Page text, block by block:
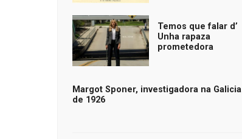
Temos que falar d’
Unha rapaza
prometedora
Margot Sponer, investigadora na Galicia
de 1926